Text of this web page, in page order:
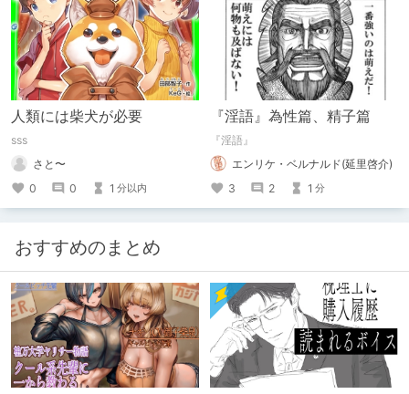
人類には柴犬が必要
sss
さと〜
0
0 1 分以内
『淫語』為性篇、精子篇
『淫語』
エンリケ・ベルナルド(延里啓介)
3
2 1 分
おすすめのまとめ